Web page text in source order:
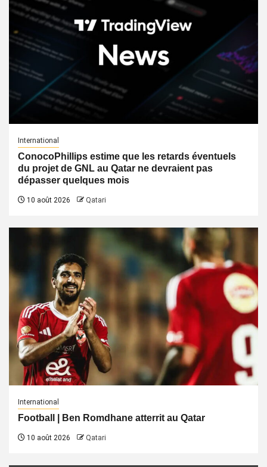
International
ConocoPhillips estime que les retards éventuels
du projet de GNL au Qatar ne devraient pas
dépasser quelques mois
10 août 2026 Qatari
International
Football | Ben Romdhane atterrit au Qatar
10 août 2026 Qatari